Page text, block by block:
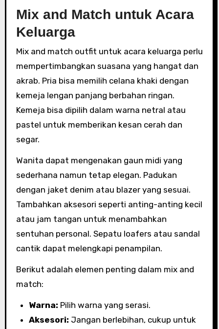
Mix and Match untuk Acara
Keluarga
Mix and match outfit untuk acara keluarga perlu
mempertimbangkan suasana yang hangat dan
akrab. Pria bisa memilih celana khaki dengan
kemeja lengan panjang berbahan ringan.
Kemeja bisa dipilih dalam warna netral atau
pastel untuk memberikan kesan cerah dan
segar.
Wanita dapat mengenakan gaun midi yang
sederhana namun tetap elegan. Padukan
dengan jaket denim atau blazer yang sesuai.
Tambahkan aksesori seperti anting-anting kecil
atau jam tangan untuk menambahkan
sentuhan personal. Sepatu loafers atau sandal
cantik dapat melengkapi penampilan.
Berikut adalah elemen penting dalam mix and
match:
Warna: Pilih warna yang serasi.
Aksesori: Jangan berlebihan, cukup untuk